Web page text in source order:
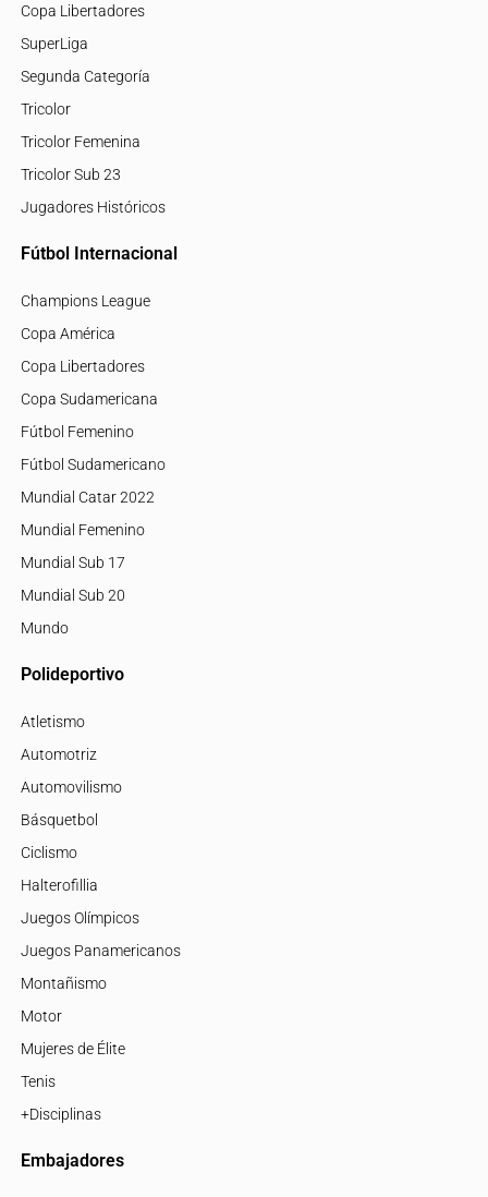
Copa Libertadores
SuperLiga
Segunda Categoría
Tricolor
Tricolor Femenina
Tricolor Sub 23
Jugadores Históricos
Fútbol Internacional
Champions League
Copa América
Copa Libertadores
Copa Sudamericana
Fútbol Femenino
Fútbol Sudamericano
Mundial Catar 2022
Mundial Femenino
Mundial Sub 17
Mundial Sub 20
Mundo
Polideportivo
Atletismo
Automotriz
Automovilismo
Básquetbol
Ciclismo
Halterofillia
Juegos Olímpicos
Juegos Panamericanos
Montañismo
Motor
Mujeres de Élite
Tenis
+Disciplinas
Embajadores